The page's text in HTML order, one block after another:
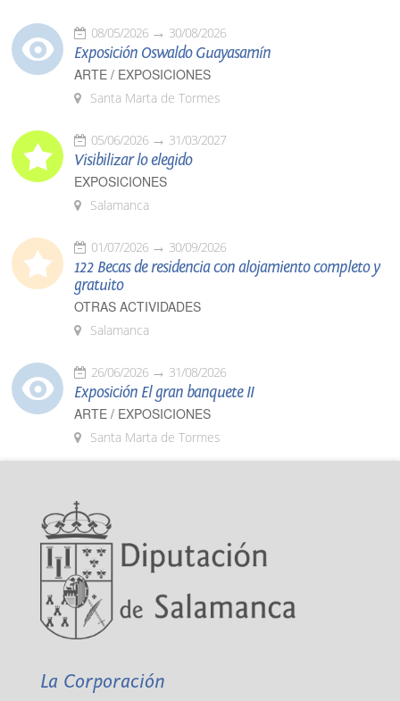
08/05/2026 30/08/2026
Exposición Oswaldo Guayasamín
ARTE / EXPOSICIONES
Santa Marta de Tormes
05/06/2026 31/03/2027
Visibilizar lo elegido
EXPOSICIONES
Salamanca
01/07/2026 30/09/2026
122 Becas de residencia con alojamiento completo y
gratuito
OTRAS ACTIVIDADES
Salamanca
26/06/2026 31/08/2026
Exposición El gran banquete II
ARTE / EXPOSICIONES
Santa Marta de Tormes
La Corporación